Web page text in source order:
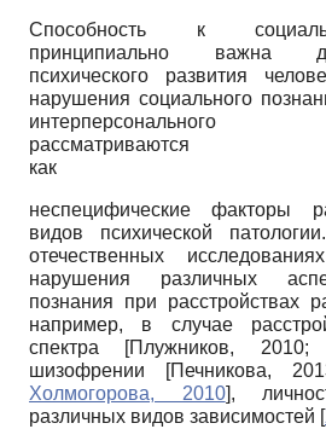
Способность к
принципиально важна
психического развития
нарушения социального
интерперсонального
как
неспецифические факторы
видов психической
отечественных
нарушения различных
познания при расстройствах
например, в случае
спектра
[Плужников, 2010;
шизофрении
[Печникова,
Холмогорова, 2010],
различных видов зависимостей [